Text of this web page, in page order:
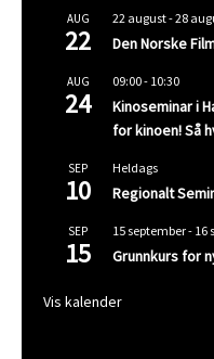
AUG
22
22 august-28
Den Norske
AUG
24
09:00- 10:30
Kinoseminar i
for kinoen! Så
SEP
10
Heldags
Regionalt
SEP
15
15 september- 16
Grunnkurs for
Vis kalender